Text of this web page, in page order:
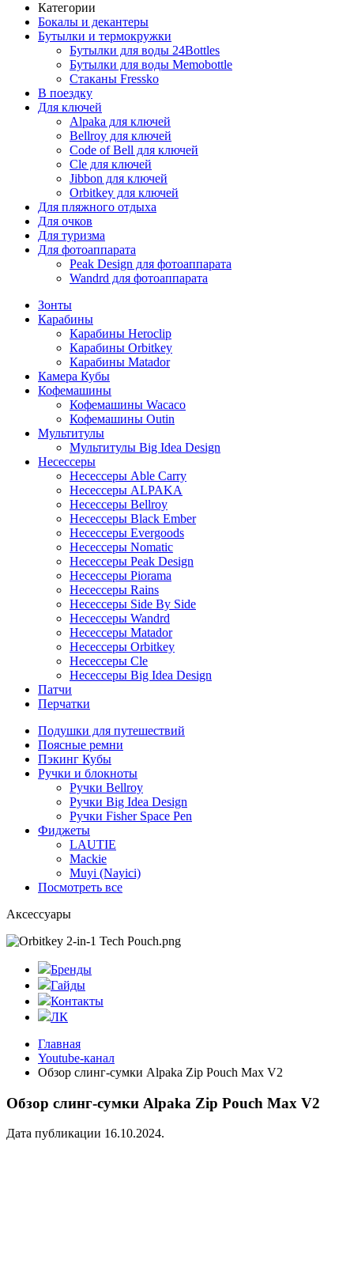
Категории
Бокалы и декантеры
Бутылки и термокружки
Бутылки для воды 24Bottles
Бутылки для воды Memobottle
Стаканы Fressko
В поездку
Для ключей
Alpaka для ключей
Bellroy для ключей
Code of Bell для ключей
Cle для ключей
Jibbon для ключей
Orbitkey для ключей
Для пляжного отдыха
Для очков
Для туризма
Для фотоаппарата
Peak Design для фотоаппарата
Wandrd для фотоаппарата
Зонты
Карабины
Карабины Heroclip
Карабины Orbitkey
Карабины Matador
Камера Кубы
Кофемашины
Кофемашины Wacaco
Кофемашины Outin
Мультитулы
Мультитулы Big Idea Design
Несессеры
Несессеры Able Carry
Несессеры ALPAKA
Несессеры Bellroy
Несессеры Black Ember
Несессеры Evergoods
Несессеры Nomatic
Несессеры Peak Design
Несессеры Piorama
Несессеры Rains
Несессеры Side By Side
Несессеры Wandrd
Несессеры Matador
Несессеры Orbitkey
Несессеры Cle
Несессеры Big Idea Design
Патчи
Перчатки
Подушки для путешествий
Поясные ремни
Пэкинг Кубы
Ручки и блокноты
Ручки Bellroy
Ручки Big Idea Design
Ручки Fisher Space Pen
Фиджеты
LAUTIE
Mackie
Muyi (Nayici)
Посмотреть все
Аксессуары
Бренды
Гайды
Контакты
ЛК
Главная
Youtube-канал
Обзор слинг-сумки Alpaka Zip Pouch Max V2
Обзор слинг-сумки Alpaka Zip Pouch Max V2
Дата публикации 16.10.2024.